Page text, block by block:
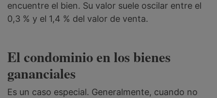
encuentre el bien. Su valor suele oscilar entre el
0,3 % y el 1,4 % del valor de venta.
El condominio en los bienes
gananciales
Es un caso especial. Generalmente, cuando no